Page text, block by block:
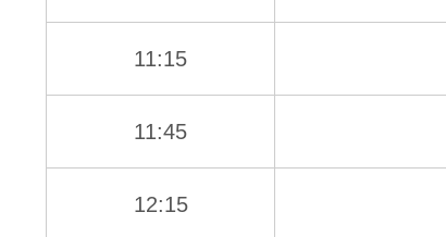
11:15
11:45
12:15